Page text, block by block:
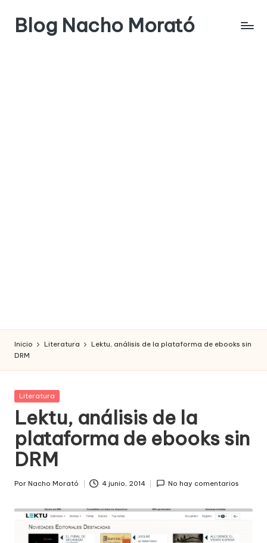
SaltarBlog Nacho Morató
Inicio Literatura
Lektu, análisis de la plataforma de ebooks sin
DRM
Publicada
Literatura
Lektu, análisis de la
plataforma de ebooks sin
DRM
Por Nacho Morató 4 junio, 2014 No hay comentarios